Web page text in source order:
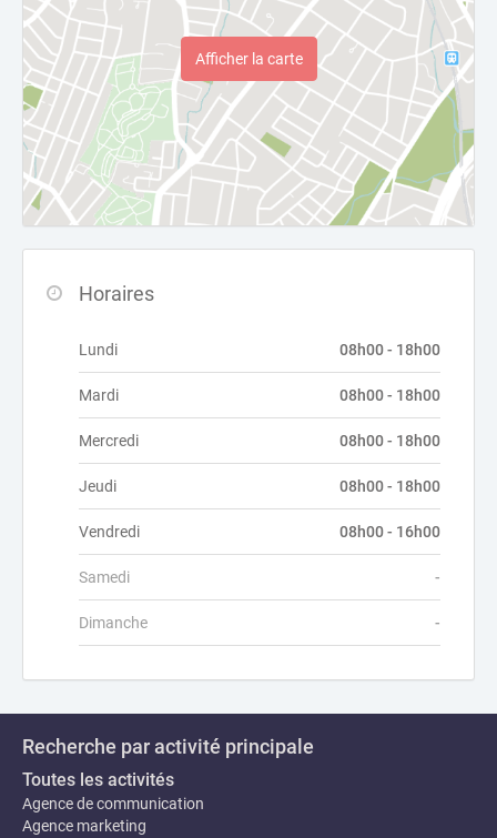
Afficher la carte
Horaires
Lundi 08h00 - 18h00
Mardi 08h00 - 18h00
Mercredi 08h00 - 18h00
Jeudi 08h00 - 18h00
Vendredi 08h00 - 16h00
Samedi -
Dimanche -
Recherche par activité principale
Toutes les activités
Agence de communication
Agence marketing